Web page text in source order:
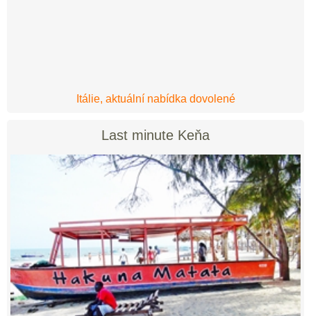
Itálie, aktuální nabídka dovolené
Last minute Keňa